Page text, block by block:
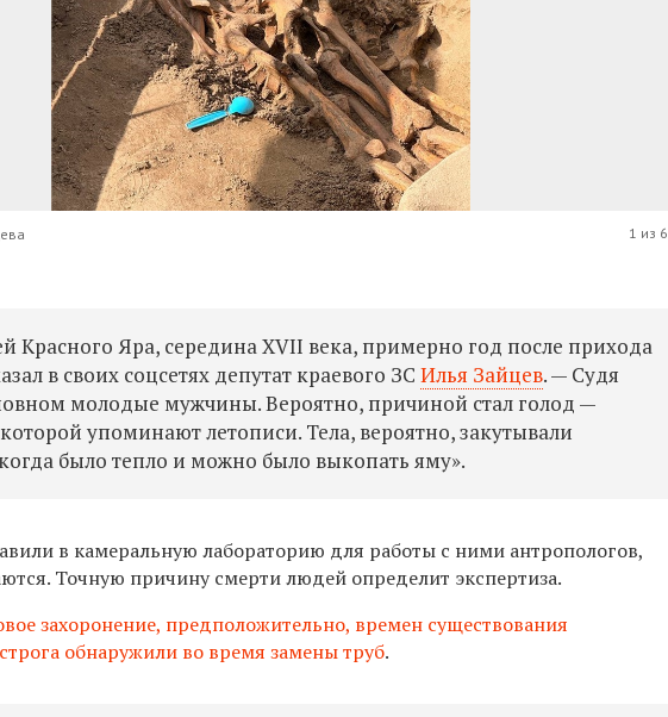
1 из 6
Красного Яра, середина XVII века, примерно год после прихода
в своих соцсетях депутат краевого ЗСИлья Зайцев. — Судя
молодые мужчины. Вероятно, причиной стал голод —
упоминают летописи. Тела, вероятно, закутывали
было тепло и можно было выкопать яму».
в камеральную лабораторию для работы с ними антропологов,
Точную причину смерти людей определит экспертиза.
захоронение, предположительно, времен существования
обнаружили во время замены труб.